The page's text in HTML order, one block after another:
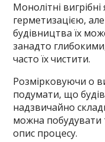
Монолітні
герметизацією,
будівництва їх
занадто
часто їх чистити.
Розмірковуючи о
подумати, що
надзвичайно
можна побудувати
опис процесу.